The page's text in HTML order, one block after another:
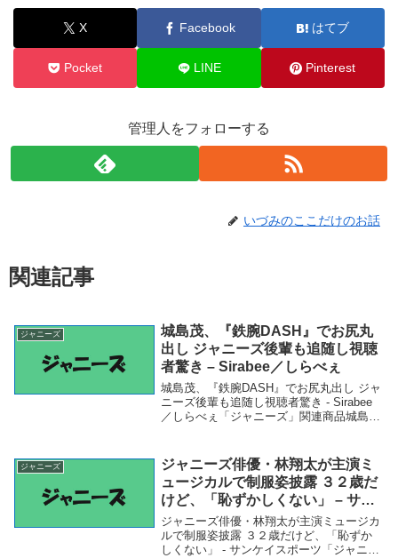
X Facebook はてブ
Pocket LINE Pinterest
管理人をフォローする
いづみのここだけのお話
関連記事
ジャニーズ
城島茂、『鉄腕DASH』でお尻丸
出し ジャニーズ後輩も追随し視聴
者驚き – Sirabee／しらべぇ
城島茂、『鉄腕DASH』でお尻丸出し ジャ
ニーズ後輩も追随し視聴者驚き - Sirabee
／しらべぇ「ジャニーズ」関連商品城島
らべぇ 城島茂、『鉄腕D...
ジャニーズ
ジャニーズ俳優・林翔太が主演ミ
ュージカルで制服姿披露 ３２歳だ
けど、「恥ずかしくない」 – サン
ケイスポーツ
ジャニーズ俳優・林翔太が主演ミュージカ
ルで制服姿披露 ３２歳だけど、「恥ずか
しくない」 - サンケイスポーツ「ジャニー